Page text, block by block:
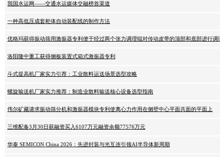
我国水运网——交通水运媒体交融榜首渠道
一种高低压成套柜体自动装配线的制作方法
优格玛获得振动筛用激振器专利便于经过两个张力调理辊对传动皮带的顶部和底部进行调
洛阳隆中重工获得侧板装置式箱式激振器专利
斗式提高机厂家实力引荐：工业散料运送场景选型攻略
螺旋输送机厂家实力推荐：制造业散料输送核心设备选型指南
伟尔矿藏请求振动筛分机和激振器模块专利使离心力作用在侧壁中心平面共面的平面上
三维配备3月30日获融资买入6107万元融资余额77576万元
华泰 SEMICON China 2026：先进封装与光互连引领AI半导体新周期